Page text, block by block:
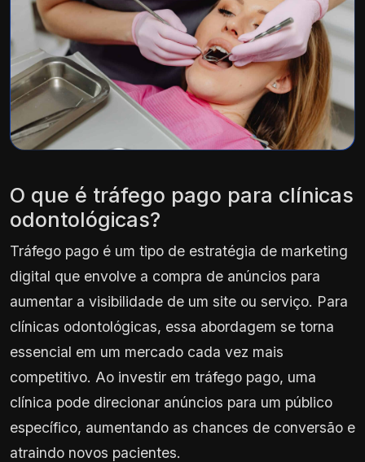
O que é tráfego pago para clínicas
odontológicas?
Tráfego pago é um tipo de estratégia de marketing
digital que envolve a compra de anúncios para
aumentar a visibilidade de um site ou serviço. Para
clínicas odontológicas, essa abordagem se torna
essencial em um mercado cada vez mais
competitivo. Ao investir em tráfego pago, uma
clínica pode direcionar anúncios para um público
específico, aumentando as chances de conversão e
atraindo novos pacientes.